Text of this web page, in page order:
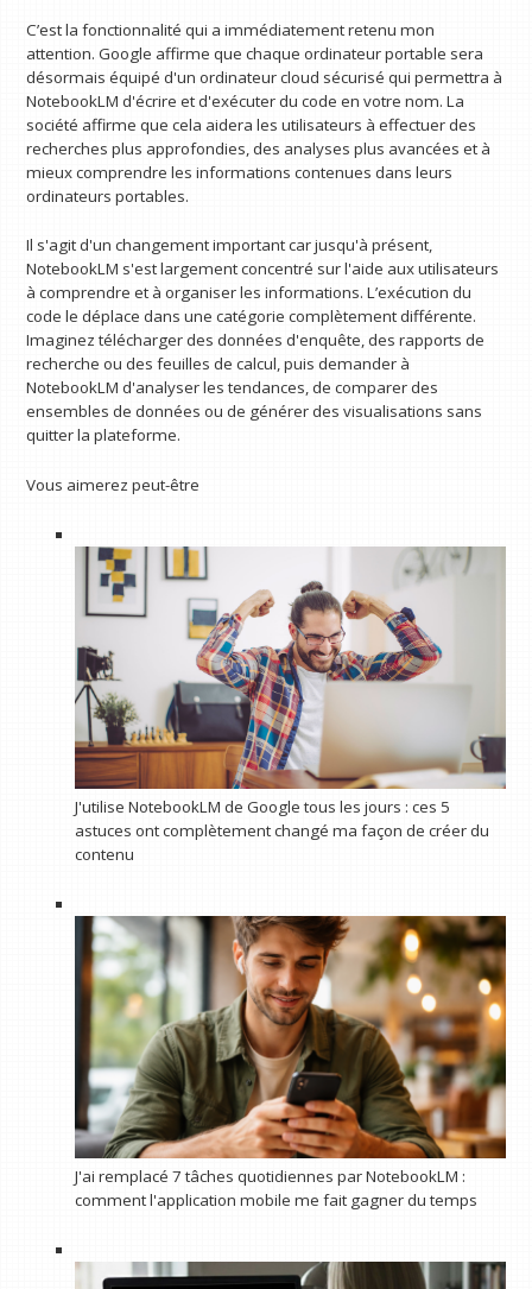
C’est la fonctionnalité qui a immédiatement retenu mon
attention. Google affirme que chaque ordinateur portable sera
désormais équipé d'un ordinateur cloud sécurisé qui permettra à
NotebookLM d'écrire et d'exécuter du code en votre nom. La
société affirme que cela aidera les utilisateurs à effectuer des
recherches plus approfondies, des analyses plus avancées et à
mieux comprendre les informations contenues dans leurs
ordinateurs portables.
Il s'agit d'un changement important car jusqu'à présent,
NotebookLM s'est largement concentré sur l'aide aux utilisateurs
à comprendre et à organiser les informations. L’exécution du
code le déplace dans une catégorie complètement différente.
Imaginez télécharger des données d'enquête, des rapports de
recherche ou des feuilles de calcul, puis demander à
NotebookLM d'analyser les tendances, de comparer des
ensembles de données ou de générer des visualisations sans
quitter la plateforme.
Vous aimerez peut-être
J'utilise NotebookLM de Google tous les jours : ces 5
astuces ont complètement changé ma façon de créer du
contenu
J'ai remplacé 7 tâches quotidiennes par NotebookLM :
comment l'application mobile me fait gagner du temps